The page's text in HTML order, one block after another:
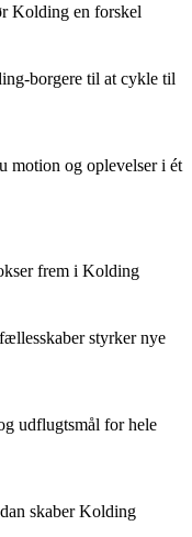
Kolding en forskel
borgere til at cykle til
motion og oplevelser i ét
frem i Kolding
styrker nye
udflugtsmål for hele
skaber Kolding